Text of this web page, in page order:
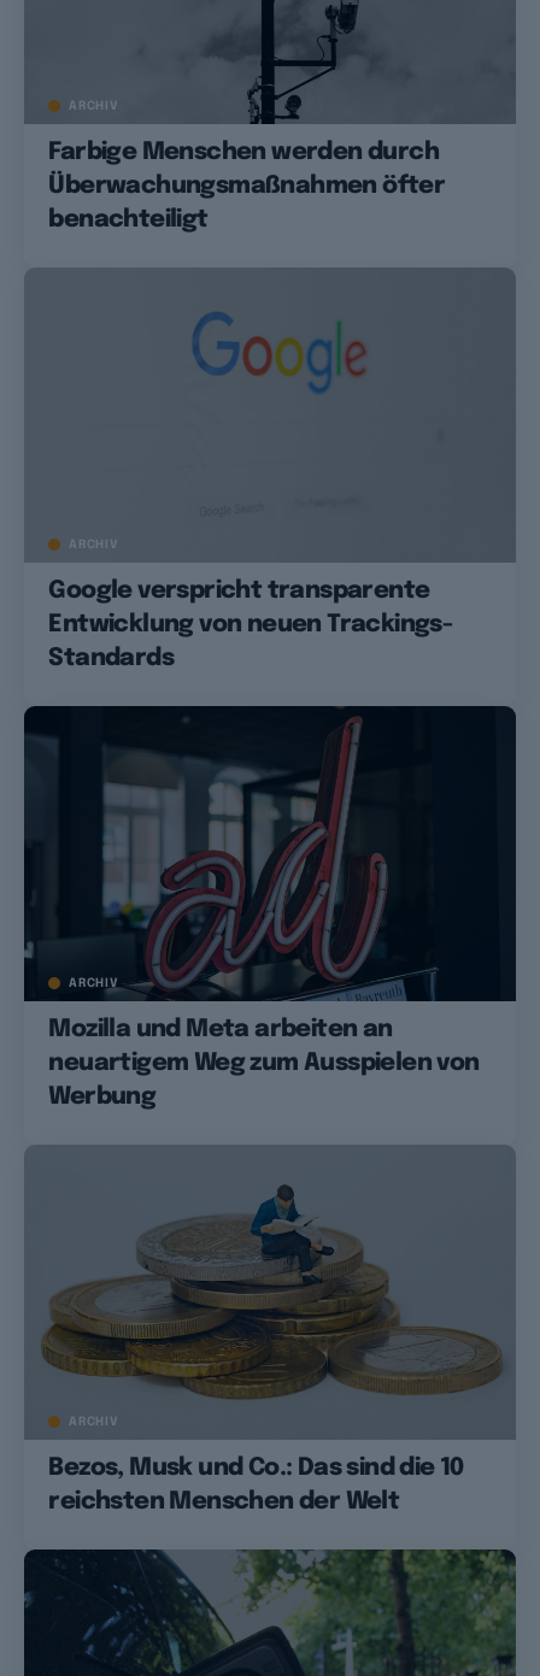
ARCHIV
Farbige Menschen werden durch
Überwachungsmaßnahmen öfter
benachteiligt
ARCHIV
Google verspricht transparente
Entwicklung von neuen Trackings-
Standards
ARCHIV
Mozilla und Meta arbeiten an
neuartigem Weg zum Ausspielen von
Werbung
ARCHIV
Bezos, Musk und Co.: Das sind die 10
reichsten Menschen der Welt